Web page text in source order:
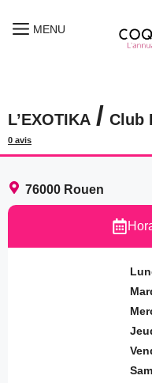
MENU
MENU
L’EXOTIKA / Club
0 avis
76000 Rouen